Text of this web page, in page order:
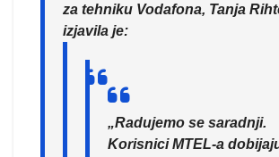
za tehniku Vodafona, Tanja
izjavila je:
„Radujemo se saradnji.
Korisnici MTEL-a